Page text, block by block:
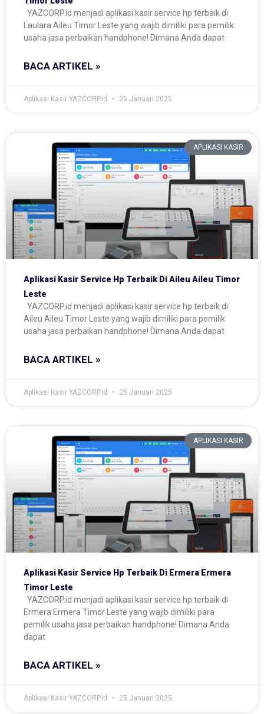
YAZCORP.id menjadi aplikasi kasir service hp terbaik di
Laulara Aileu Timor Leste yang wajib dimiliki para pemilik
usaha jasa perbaikan handphone! Dimana Anda dapat
BACA ARTIKEL »
Aplikasi Kasir YAZCORP.id 25 Januari 2025
APLIKASI KASIR
Aplikasi Kasir Service Hp Terbaik Di Aileu Aileu Timor
Leste
YAZCORP.id menjadi aplikasi kasir service hp terbaik di
Aileu Aileu Timor Leste yang wajib dimiliki para pemilik
usaha jasa perbaikan handphone! Dimana Anda dapat
BACA ARTIKEL »
Aplikasi Kasir YAZCORP.id 25 Januari 2025
APLIKASI KASIR
Aplikasi Kasir Service Hp Terbaik Di Ermera Ermera
Timor Leste
YAZCORP.id menjadi aplikasi kasir service hp terbaik di
Ermera Ermera Timor Leste yang wajib dimiliki para
pemilik usaha jasa perbaikan handphone! Dimana Anda
dapat
BACA ARTIKEL »
Aplikasi Kasir YAZCORP.id 25 Januari 2025